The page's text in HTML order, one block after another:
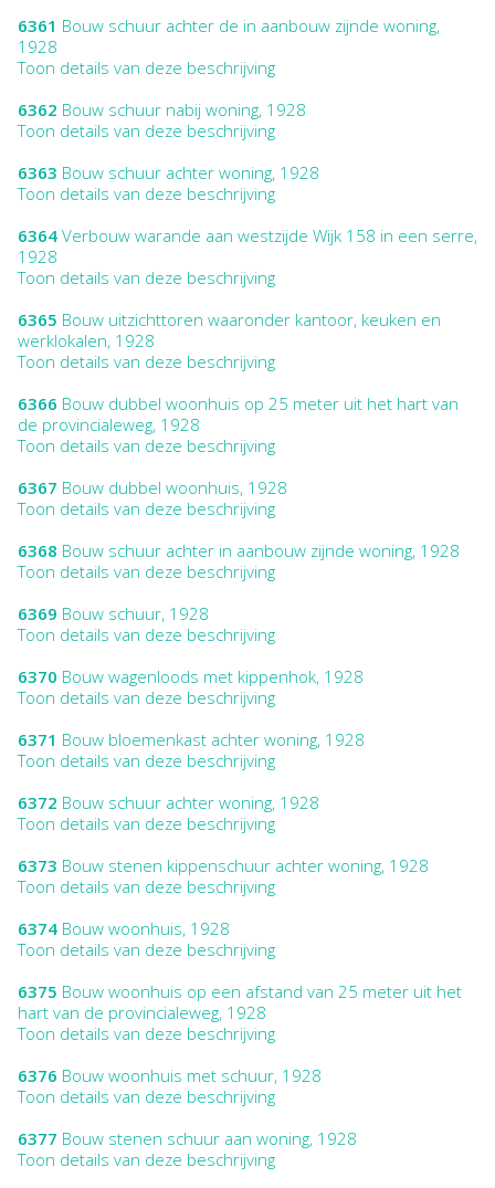
6361 Bouw schuur achter de in aanbouw zijnde woning,
1928
Toon details van deze beschrijving
6362 Bouw schuur nabij woning, 1928
Toon details van deze beschrijving
6363 Bouw schuur achter woning, 1928
Toon details van deze beschrijving
6364 Verbouw warande aan westzijde Wijk 158 in een serre,
1928
Toon details van deze beschrijving
6365 Bouw uitzichttoren waaronder kantoor, keuken en
werklokalen, 1928
Toon details van deze beschrijving
6366 Bouw dubbel woonhuis op 25 meter uit het hart van
de provincialeweg, 1928
Toon details van deze beschrijving
6367 Bouw dubbel woonhuis, 1928
Toon details van deze beschrijving
6368 Bouw schuur achter in aanbouw zijnde woning, 1928
Toon details van deze beschrijving
6369 Bouw schuur, 1928
Toon details van deze beschrijving
6370 Bouw wagenloods met kippenhok, 1928
Toon details van deze beschrijving
6371 Bouw bloemenkast achter woning, 1928
Toon details van deze beschrijving
6372 Bouw schuur achter woning, 1928
Toon details van deze beschrijving
6373 Bouw stenen kippenschuur achter woning, 1928
Toon details van deze beschrijving
6374 Bouw woonhuis, 1928
Toon details van deze beschrijving
6375 Bouw woonhuis op een afstand van 25 meter uit het
hart van de provincialeweg, 1928
Toon details van deze beschrijving
6376 Bouw woonhuis met schuur, 1928
Toon details van deze beschrijving
6377 Bouw stenen schuur aan woning, 1928
Toon details van deze beschrijving